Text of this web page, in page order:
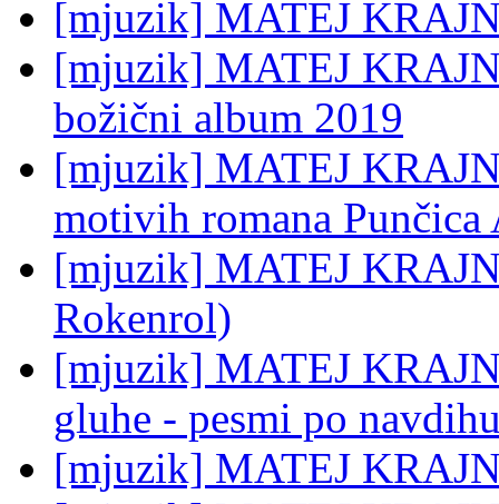
[mjuzik] MATEJ
[mjuzik] MATEJ
božični album 2019
[mjuzik] MATEJ
motivih romana Punčica
[mjuzik] MATEJ
Rokenrol)
[mjuzik] MATEJ
gluhe - pesmi po
[mjuzik] MATEJ